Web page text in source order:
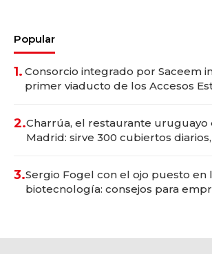
Popular
1. Consorcio integrado por Saceem
primer viaducto de los Accesos
2.Charrúa, el restaurante
Madrid: sirve 300 cubiertos
3.Sergio Fogel con el ojo puesto en
biotecnología: consejos para